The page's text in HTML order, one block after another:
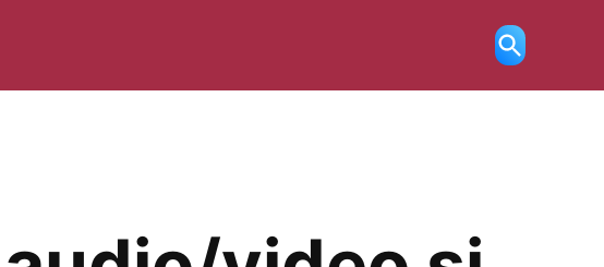
Ricerca
aperta